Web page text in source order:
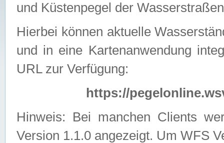
und Küstenpegel der
Hierbei können aktuelle
und in eine Kartenanwendung
URL zur Verfügung:
https://
Hinweis: Bei manchen Clients
Version 1.1.0 angezeigt. Um WFS